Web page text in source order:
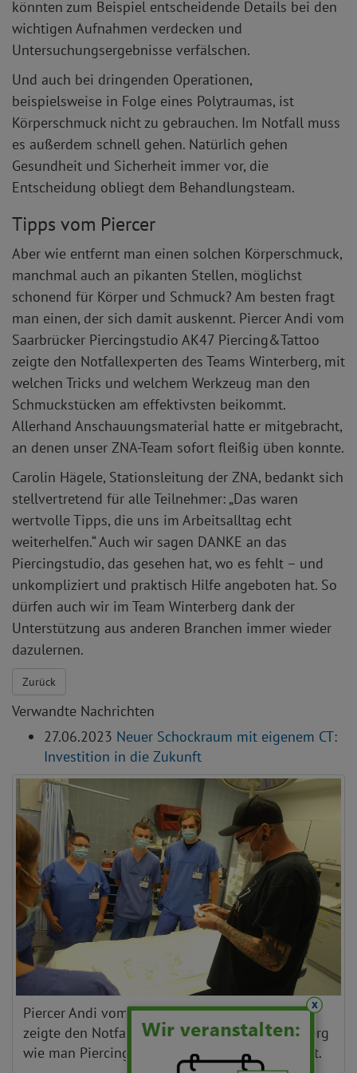
könnten zum Beispiel entscheidende Details bei den
wichtigen Aufnahmen verdecken und
Untersuchungsergebnisse verfälschen.
Und auch bei dringenden Operationen,
beispielsweise in Folge eines Polytraumas, ist
Körperschmuck nicht zu gebrauchen. Im Notfall muss
es außerdem schnell gehen. Natürlich gehen
Gesundheit und Sicherheit immer vor, die
Entscheidung obliegt dem Behandlungsteam.
Tipps vom Piercer
Aber wie entfernt man einen solchen Körperschmuck,
manchmal auch an pikanten Stellen, möglichst
schonend für Körper und Schmuck? Am besten fragt
man einen, der sich damit auskennt. Piercer Andi vom
Saarbrücker Piercingstudio AK47 Piercing&Tattoo
zeigte den Notfallexperten des Teams Winterberg, mit
welchen Tricks und welchem Werkzeug man den
Schmuckstücken am effektivsten beikommt.
Allerhand Anschauungsmaterial hatte er mitgebracht,
an denen unser ZNA-Team sofort fleißig üben konnte.
Carolin Hägele, Stationsleitung der ZNA, bedankt sich
stellvertretend für alle Teilnehmer: „Das waren
wertvolle Tipps, die uns im Arbeitsalltag echt
weiterhelfen.“ Auch wir sagen DANKE an das
Piercingstudio, das gesehen hat, wo es fehlt – und
unkompliziert und praktisch Hilfe angeboten hat. So
dürfen auch wir im Team Winterberg dank der
Unterstützung aus anderen Branchen immer wieder
dazulernen.
Zurück
Verwandte Nachrichten
27.06.2023 Neuer Schockraum mit eigenem CT:
Investition in die Zukunft
Piercer Andi vom Studio AK47 Piercing&Tattoo
zeigte den Notfallexperten des Teams Winterberg
wie man Piercings möglichst schonend entfernt.
x